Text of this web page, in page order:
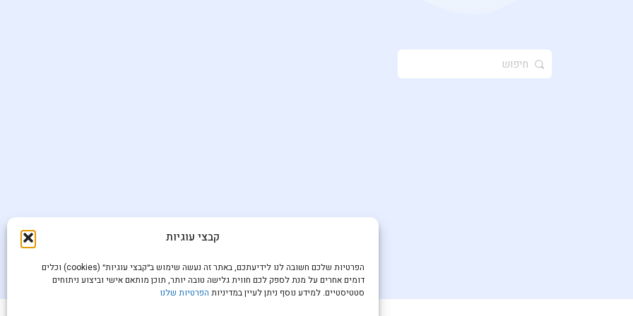
קבצי עוגיות
הפרטיות שלכם חשובה לנו לידיעתכם, באתר זה נעשה שימוש ב״קבצי עוגיות״ (cookies) וכלים
דומים אחרים על מנת לספק לכם חווית גלישה טובה יותר, תוכן מותאם אישי וביצוע ניתוחים
סטטיסטיים. למידע נוסף ניתן לעיין במדיניות הפרטיות שלנו
חיפוש
ל: